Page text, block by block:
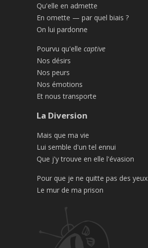
Qu'elle en admette
En omette — par quel biais ?
On lui pardonne
Pourvu qu'elle captive
Nos désirs
Nos peurs
Nos émotions
Et nous transporte
La Diversion
Mais que ma vie
Lui semble d'un tel ennui
Que j'y trouve en elle l'évasion
Pour que je ne quitte pas des yeux
Le mur de ma prison